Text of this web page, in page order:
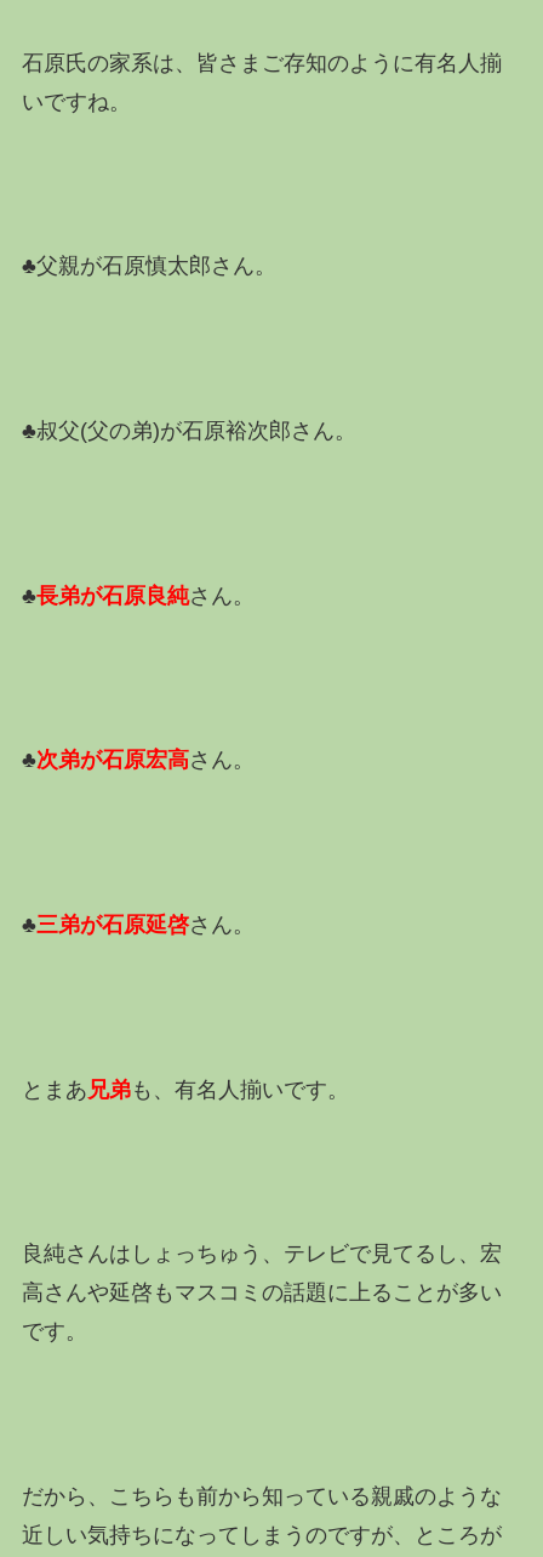
石原氏の家系は、皆さまご存知のように有名人揃
いですね。
♣父親が石原慎太郎さん。
♣叔父(父の弟)が石原裕次郎さん。
♣長弟が石原良純さん。
♣次弟が石原宏高さん。
♣三弟が石原延啓さん。
とまあ 兄弟も、有名人揃いです。
良純さんはしょっちゅう、テレビで見てるし、宏
高さんや延啓もマスコミの話題に上ることが多い
です。
だから、こちらも前から知っている親戚のような
近しい気持ちになってしまうのですが、ところが